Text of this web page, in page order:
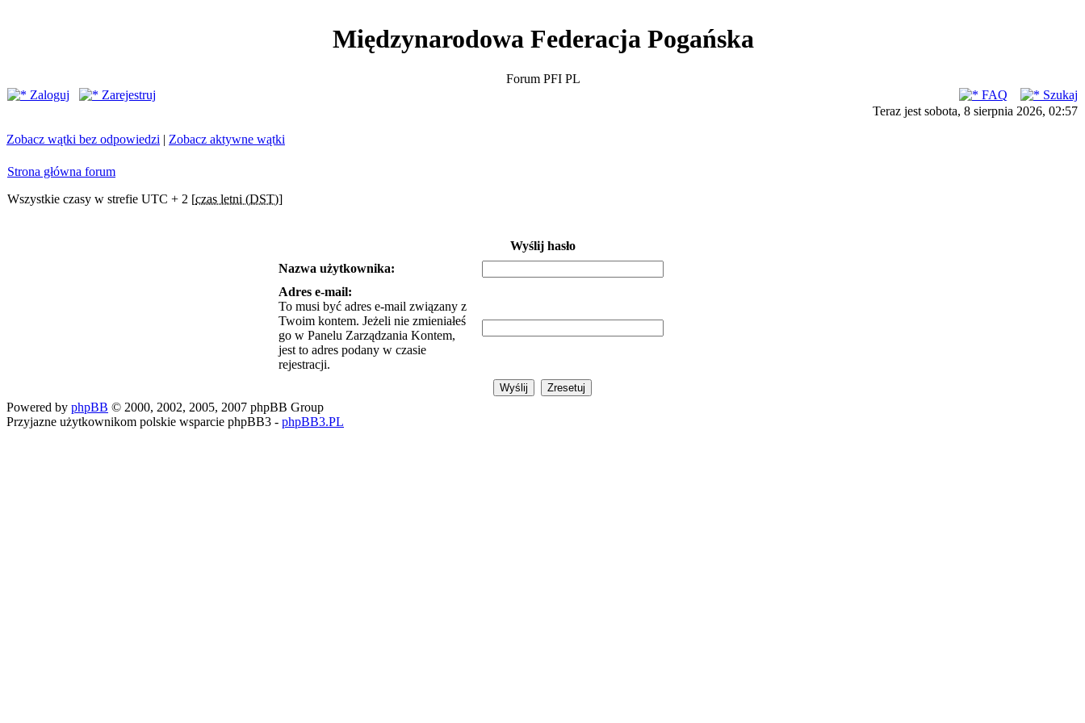
Międzynarodowa Federacja Pogańska
Forum PFI PL
Zaloguj
Zarejestruj FAQ
Szukaj
Teraz jest sobota, 8 sierpnia 2026, 02:57
Zobacz wątki bez odpowiedzi | Zobacz aktywne wątki
Strona główna forum
Wszystkie czasy w strefie UTC + 2 [czas letni (DST)]
Wyślij hasło
Nazwa użytkownika:
Adres e-mail:
To musi być adres e-mail związany z
Twoim kontem. Jeżeli nie zmieniałeś
go w Panelu Zarządzania Kontem,
jest to adres podany w czasie
rejestracji.
Powered by phpBB © 2000, 2002, 2005, 2007 phpBB Group
Przyjazne użytkownikom polskie wsparcie phpBB3 - phpBB3.PL